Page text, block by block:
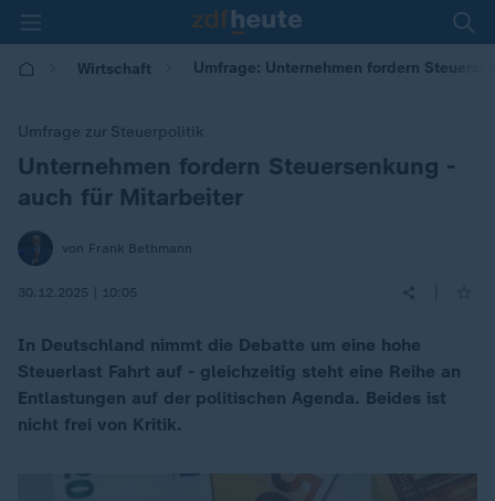
Wirtschaft Umfrage: Unternehmen fordern
Umfrage zur Steuerpolitik
:Unternehmen fordern Steuersenkung -
auch für Mitarbeiter
von Frank Bethmann
30.12.2025 | 10:05
In Deutschland nimmt die Debatte um eine hohe
Steuerlast Fahrt auf - gleichzeitig steht eine Reihe an
Entlastungen auf der politischen Agenda. Beides ist
nicht frei von Kritik.